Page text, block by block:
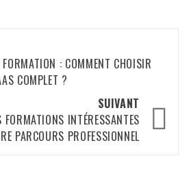
: COMMENT CHOISIR
COMPLET ?
SUIVANT
FORMATIONS INTÉRESSANTES
PARCOURS PROFESSIONNEL